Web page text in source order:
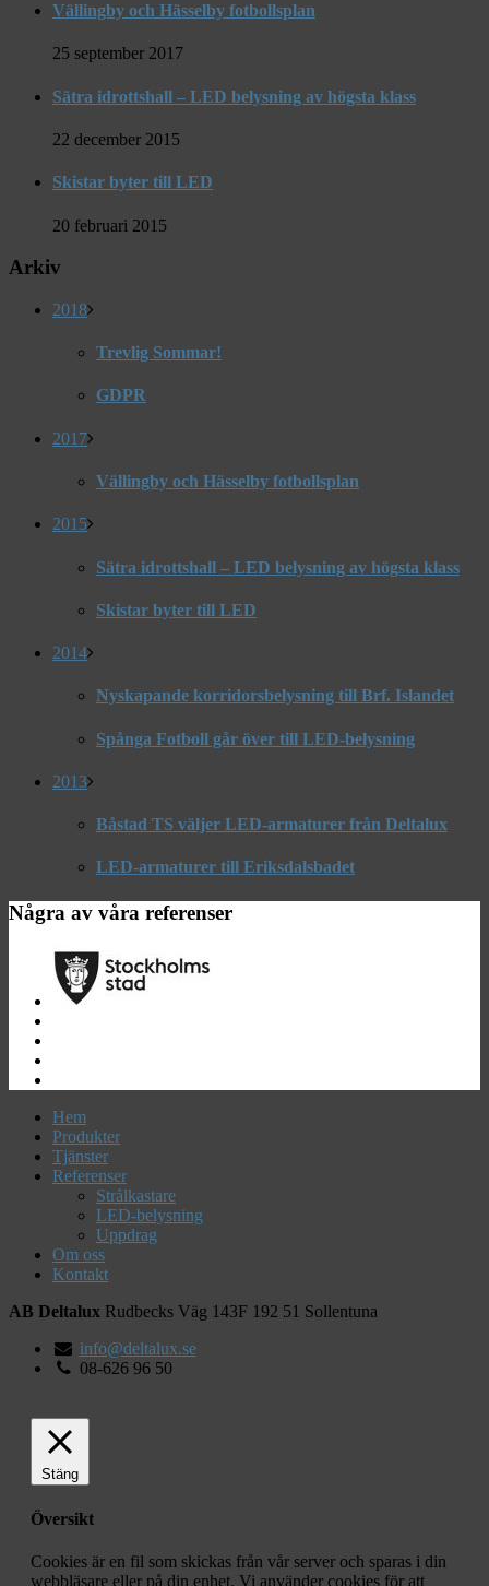
Vällingby och Hässelby fotbollsplan
25 september 2017
Sätra idrottshall – LED belysning av högsta klass
22 december 2015
Skistar byter till LED
20 februari 2015
Arkiv
2018
Trevlig Sommar!
GDPR
2017
Vällingby och Hässelby fotbollsplan
2015
Sätra idrottshall – LED belysning av högsta klass
Skistar byter till LED
2014
Nyskapande korridorsbelysning till Brf. Islandet
Spånga Fotboll går över till LED-belysning
2013
Båstad TS väljer LED-armaturer från Deltalux
LED-armaturer till Eriksdalsbadet
Några av våra referenser
Hem
Produkter
Tjänster
Referenser
Strålkastare
LED-belysning
Uppdrag
Om oss
Kontakt
AB Deltalux Rudbecks Väg 143F 192 51 Sollentuna
info@deltalux.se
08-626 96 50
Stäng
Översikt
Cookies är en fil som skickas från vår server och sparas i din
webbläsare eller på din enhet. Vi använder cookies för att